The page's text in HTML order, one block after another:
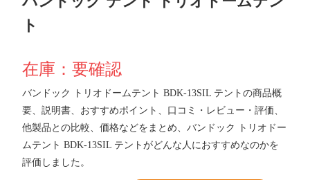
ト
在庫：要確認
バンドック トリオドームテント BDK-13SIL テントの商品概
要、説明書、おすすめポイント、口コミ・レビュー・評価、
他製品との比較、価格などをまとめ、バンドック トリオドー
ムテント BDK-13SIL テントがどんな人におすすめなのかを
評価しました。